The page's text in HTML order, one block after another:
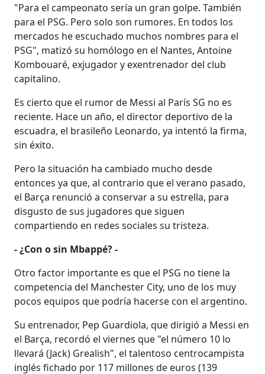
"Para el campeonato sería un gran golpe. También
para el PSG. Pero solo son rumores. En todos los
mercados he escuchado muchos nombres para el
PSG", matizó su homólogo en el Nantes, Antoine
Kombouaré, exjugador y exentrenador del club
capitalino.
Es cierto que el rumor de Messi al París SG no es
reciente. Hace un año, el director deportivo de la
escuadra, el brasileño Leonardo, ya intentó la firma,
sin éxito.
Pero la situación ha cambiado mucho desde
entonces ya que, al contrario que el verano pasado,
el Barça renunció a conservar a su estrella, para
disgusto de sus jugadores que siguen
compartiendo en redes sociales su tristeza.
- ¿Con o sin Mbappé? -
Otro factor importante es que el PSG no tiene la
competencia del Manchester City, uno de los muy
pocos equipos que podría hacerse con el argentino.
Su entrenador, Pep Guardiola, que dirigió a Messi en
el Barça, recordó el viernes que "el número 10 lo
llevará (Jack) Grealish", el talentoso centrocampista
inglés fichado por 117 millones de euros (139